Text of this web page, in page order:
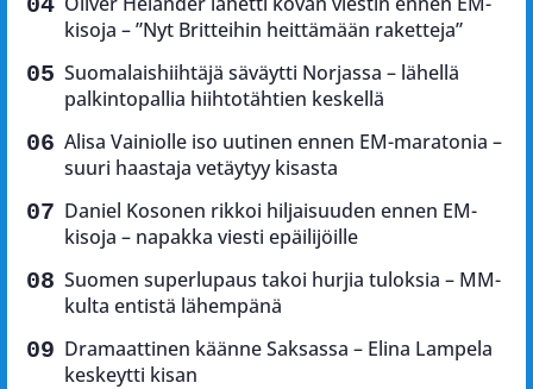
kisoja – ”Nyt Britteihin heittämään raketteja”
Suomalaishiihtäjä säväytti Norjassa – lähellä
palkintopallia hiihtotähtien keskellä
Alisa Vainiolle iso uutinen ennen EM-maratonia –
suuri haastaja vetäytyy kisasta
Daniel Kosonen rikkoi hiljaisuuden ennen EM-
kisoja – napakka viesti epäilijöille
Suomen superlupaus takoi hurjia tuloksia – MM-
kulta entistä lähempänä
Dramaattinen käänne Saksassa – Elina Lampela
keskeytti kisan